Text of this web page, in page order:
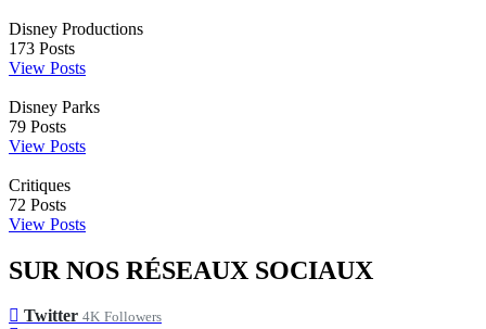
Disney Productions
173 Posts
View Posts
Disney Parks
79 Posts
View Posts
Critiques
72 Posts
View Posts
SUR NOS RÉSEAUX SOCIAUX
Twitter 4K Followers